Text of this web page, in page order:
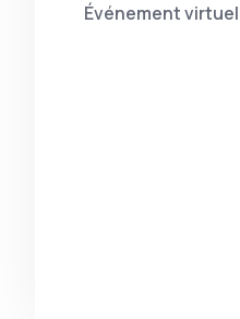
Événement virtuel